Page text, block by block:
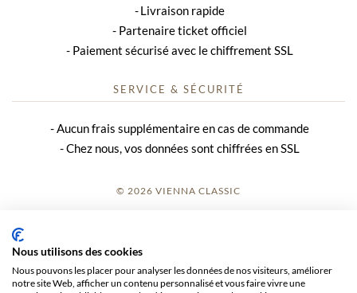
Livraison rapide
Partenaire ticket officiel
Paiement sécurisé avec le chiffrement SSL
SERVICE & SÉCURITÉ
Aucun frais supplémentaire en cas de commande
Chez nous, vos données sont chiffrées en SSL
© 2026 VIENNA CLASSIC
Nous utilisons des cookies
Nous pouvons les placer pour analyser les données de nos visiteurs, améliorer
notre site Web, afficher un contenu personnalisé et vous faire vivre une